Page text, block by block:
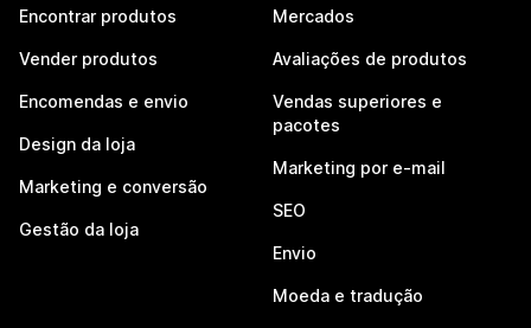
Encontrar produtos
Vender produtos
Encomendas e envio
Design da loja
Marketing e conversão
Gestão da loja
Mercados
Avaliações de produtos
Vendas superiores e
pacotes
Marketing por e-mail
SEO
Envio
Moeda e tradução